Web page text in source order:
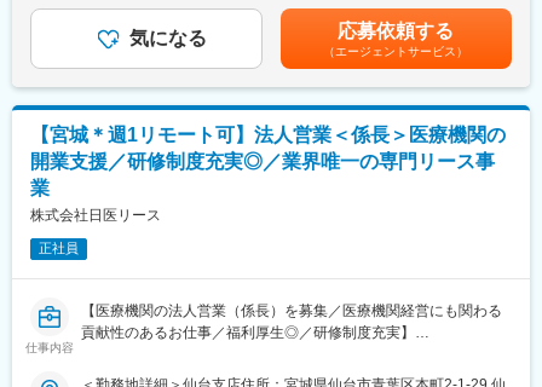
◆医療業界に貢献：
最新のIoT技術に注力しており、これまで人の手でアナログに行わ
れていた薬剤管理を、全自動で管理、調整、計測、分包まで対応
◆高いシェアを持つ製品：
調剤というニッチな分野で、業界トップクラスのシェアを誇る製
顧客からいかにシェアを獲得するか試行錯誤する面白さがありま
す。
（MRIや手術用機器など）メインとするほか、開業の際の資金や
物件などです。
するリース提案営業をご担当いただきます。
■既存・ルート営業（5～6割）：
既存顧客へのリース商品の提案や追加取引を獲得し、継続的にサ
ある診療圏の分析、収益予測のノウハウがあり、付加価値の高い
提案型の営業を目指します。
《既設新規先》
は含まれていません■昇給：有賃金はあくまでも目安の金額であ
り、選考を通じて上下する可能性があります。月給(月額)は固定手
当を含めた表記です。
気になる 応募依頼する
（エージェントサービス）
【宮城＊週1リモート可】法人営業＜係長＞医療機関の
開業支援／研修制度充実◎／業界唯一の専門リース事
業
株式会社日医リース
正社員
仕事内容
【医療機関の法人営業（係長）を募集／医療機関経営にも関わる
貢献性のあるお仕事／福利厚生◎／研修制度充実】
【はじめに】